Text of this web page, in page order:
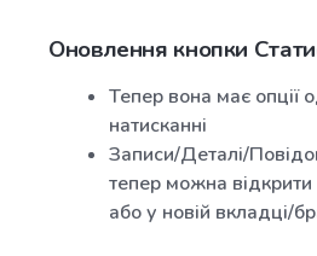
Оновлення кнопки
Тепер вона має опції
натисканні
Записи/Деталі/
тепер можна відкрити
або у новій вкладці/